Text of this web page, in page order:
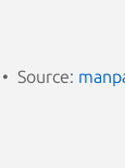
Source: